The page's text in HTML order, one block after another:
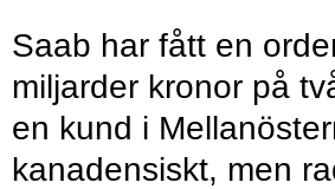
Saab har fått en
miljarder kronor på
en kund i
kanadensiskt, men